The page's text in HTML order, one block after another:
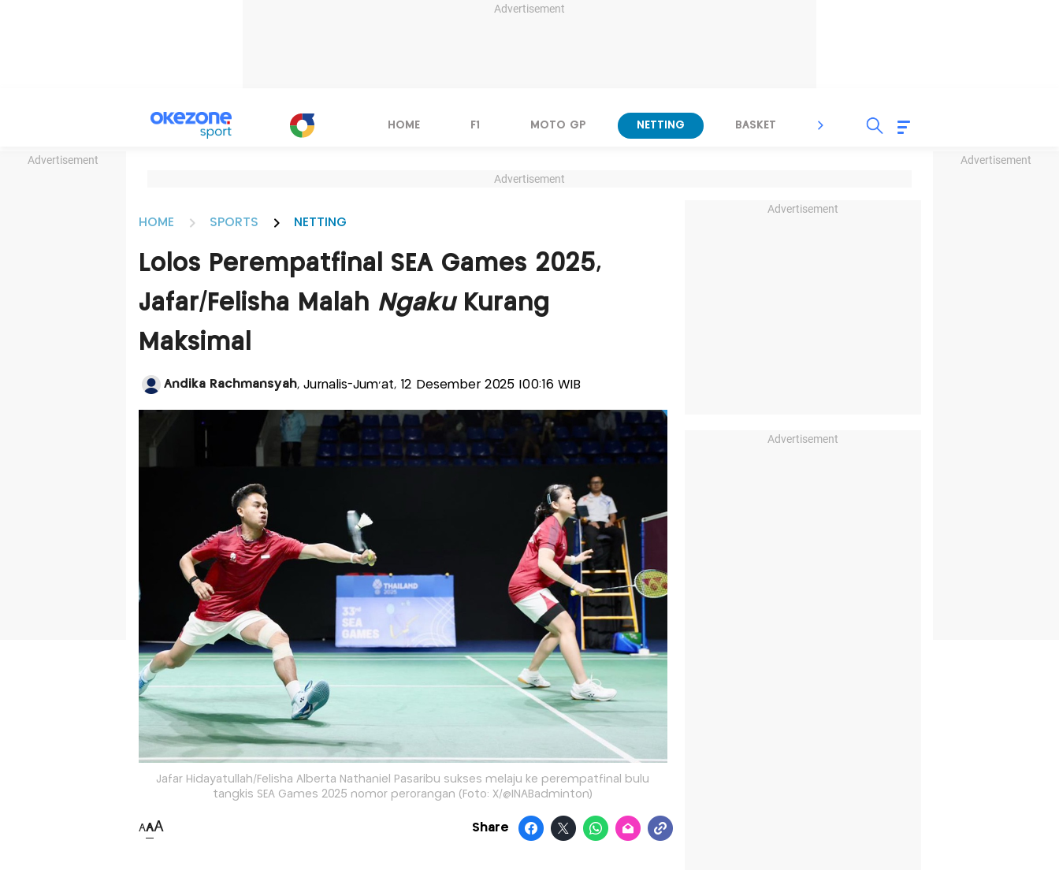
Advertisement
Advertisement Advertisement
HOME F1 MOTO GP NETTING BASKET SPORT LAIN
Advertisement
HOME SPORTS NETTING
Lolos Perempatfinal SEA Games 2025,
Jafar/Felisha Malah NgakuKurang
Maksimal
Andika Rachmansyah, Jurnalis-Jum'at, 12 Desember 2025 |00:16 WIB
Jafar Hidayatullah/Felisha Alberta Nathaniel Pasaribu sukses melaju ke perempatfinal bulu
tangkis SEA Games 2025 nomor perorangan (Foto: X/@INABadminton)
AAA Share
Advertisement
Advertisement